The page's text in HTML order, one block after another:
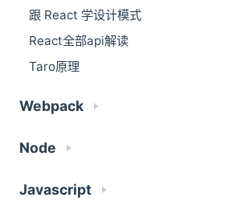
跟 React 学设计模式
React全部api解读
Taro原理
Webpack
Node
Javascript